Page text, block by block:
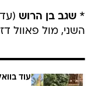
*שגב בן הרוש
השני, מול פאוול
עוד